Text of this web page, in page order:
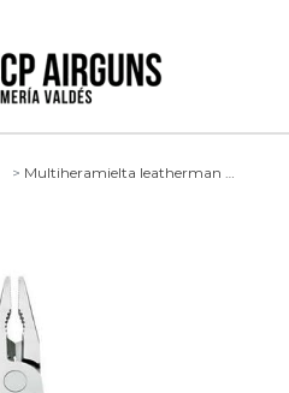
Multiheramielta leatherman 7 funciones